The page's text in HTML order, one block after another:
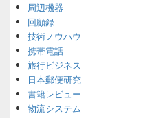
周辺機器
回顧録
技術ノウハウ
携帯電話
旅行ビジネス
日本郵便研究
書籍レビュー
物流システム